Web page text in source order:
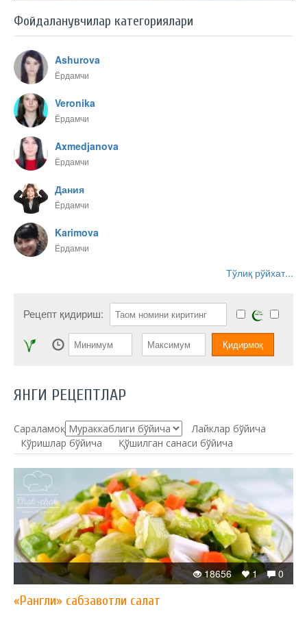
Фойдаланувчилар категориялари
Ashurova
Ёрдамчи
Veronika
Ёрдамчи
Axmedjanova
Ёрдамчи
Дания
Ёрдамчи
Karimova
Ёрдамчи
Тўлиқ рўйхат...
Рецепт қидириш:
ЯНГИ РЕЦЕПТЛАР
Сараламоқ:
Лайклар бўйича
Кўришлар бўйича
Қўшилган санаси бўйича
0
1
18656
«Рангли» сабзавотли салат